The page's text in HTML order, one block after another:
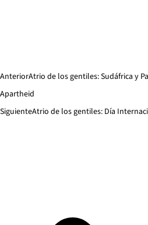
AnteriorAtrio de los gentiles: Sudáfrica y
Apartheid
SiguienteAtrio de los gentiles: Día